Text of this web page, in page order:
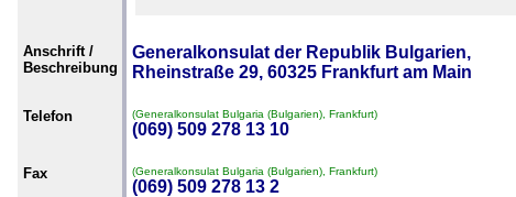
Anschrift /
Beschreibung
Generalkonsulat der Republik Bulgarien,
Rheinstraße 29, 60325 Frankfurt am Main
Telefon (Generalkonsulat Bulgaria (Bulgarien), Frankfurt)
(069) 509 278 13 10
Fax (Generalkonsulat Bulgaria (Bulgarien), Frankfurt)
(069) 509 278 13 2